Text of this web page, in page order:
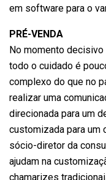
em software para o
PRÉ-VENDA
No momento decisivo
todo o cuidado é
complexo do que no
realizar uma
direcionada para um
customizada para um
sócio-diretor da
ajudam na
chamarizes